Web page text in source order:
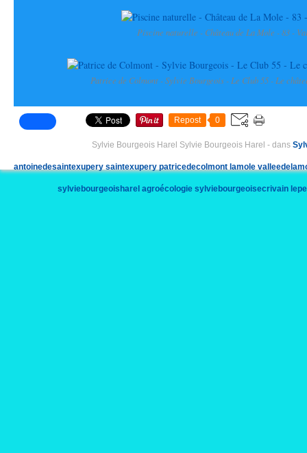
Piscine naturelle - Château de La Mole - 83 -
Patrice de Colmont - Sylvie Bourgeois - Le Club 55 - Le
Repost 0
Sylvie Bourgeois Harel Sylvie Bourgeois Harel - dans
antoinedesaintexupery saintexupery patricedecolmont lamole
sylviebourgeoisharel agroécologie sylviebourgeoisecrivain